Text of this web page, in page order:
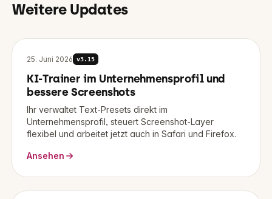
Weitere Updates
25. Juni 2026 v3.15
KI-Trainer im Unternehmensprofil und
bessere Screenshots
Ihr verwaltet Text-Presets direkt im
Unternehmensprofil, steuert Screenshot-Layer
flexibel und arbeitet jetzt auch in Safari und Firefox.
Ansehen